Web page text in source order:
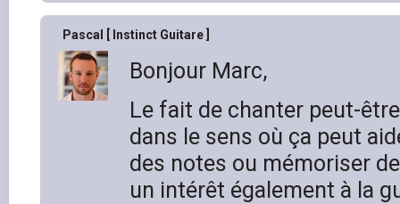
Pascal [ Instinct Guitare ]
Bonjour Marc,
Le fait de chanter peut-
dans le sens où ça peut
des notes ou mémoriser
un intérêt également à la